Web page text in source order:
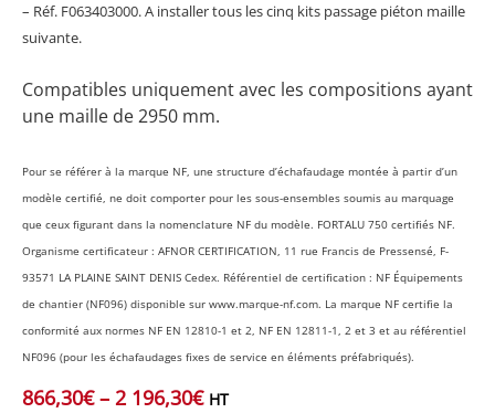
– Réf. F063403000. A installer tous les cinq kits passage piéton maille
suivante.
Compatibles uniquement avec les compositions ayant
une maille de 2950 mm.
Pour se référer à la marque NF, une structure d’échafaudage montée à partir d’un
modèle certifié, ne doit comporter pour les sous-ensembles soumis au marquage
que ceux figurant dans la nomenclature NF du modèle. FORTALU 750 certifiés NF.
Organisme certificateur : AFNOR CERTIFICATION, 11 rue Francis de Pressensé, F-
93571 LA PLAINE SAINT DENIS Cedex. Référentiel de certification : NF Équipements
de chantier (NF096) disponible sur www.marque-nf.com. La marque NF certifie la
conformité aux normes NF EN 12810-1 et 2, NF EN 12811-1, 2 et 3 et au référentiel
NF096 (pour les échafaudages fixes de service en éléments préfabriqués).
866,30€– 2 196,30€ HT